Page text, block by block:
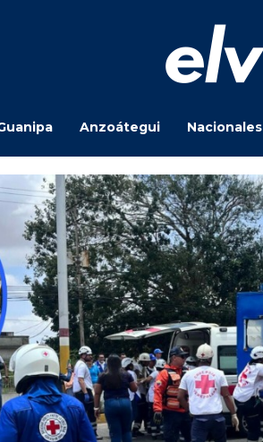
Anzoátegui Nacionales